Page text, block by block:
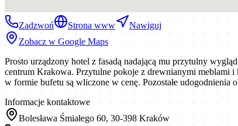
Zadzwoń Strona www
Nawiguj
Zobacz w Google Maps
Prosto urządzony hotel z fasadą nadającą mu przytulny
centrum Krakowa. Przytulne pokoje z drewnianymi meblami i
w formie bufetu są wliczone w cenę. Pozostałe udogodnienia
Informacje kontaktowe
Bolesława Śmiałego 60, 30-398 Kraków